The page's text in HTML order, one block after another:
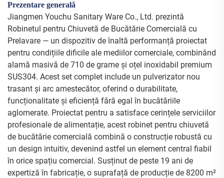
Prezentare generală
Jiangmen Youchu Sanitary Ware Co., Ltd. prezintă
Robinetul pentru Chiuvetă de Bucătărie Comercială cu
Prelavare — un dispozitiv de înaltă performanță proiectat
pentru condițiile dificile ale mediilor comerciale, combinând
alamă masivă de 710 de grame și oțel inoxidabil premium
SUS304. Acest set complet include un pulverizator nou
trasant și arc amestecător, oferind o durabilitate,
funcționalitate și eficiență fără egal în bucătăriile
aglomerate. Proiectat pentru a satisface cerințele serviciilor
profesionale de alimentație, acest robinet pentru chiuvetă
de bucătărie comercială combină o construcție robustă cu
un design intuitiv, devenind astfel un element central fiabil
în orice spațiu comercial. Susținut de peste 19 ani de
expertiză în fabricație, o suprafață de producție de 8200 m²